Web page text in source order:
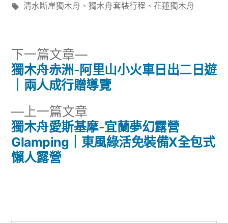
者:
類:
標
清水斷崖獨木舟 、 獨木舟套裝行程 、 花蓮獨木舟
文
導
覽
上一篇文章
一
篇
獨木舟愛斯基摩-宜蘭夢幻露營
Glamping｜東風綠活免裝備X全包式
懶人露營
下一篇文章
下
一
篇
獨木舟赤洲-阿里山小火車日出二日遊
｜兩人成行贈導覽